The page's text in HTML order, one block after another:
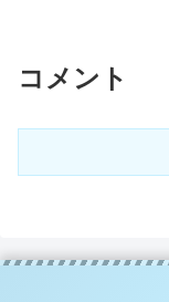
コメント